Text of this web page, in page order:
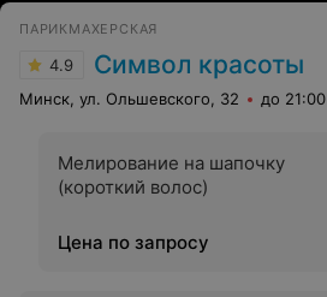
ПАРИКМАХЕРСКАЯ
4.9 Символ красоты
Минск, ул. Ольшевского, 32 до 21:00
Мелирование на шапочку
(короткий волос)
Цена по запросу